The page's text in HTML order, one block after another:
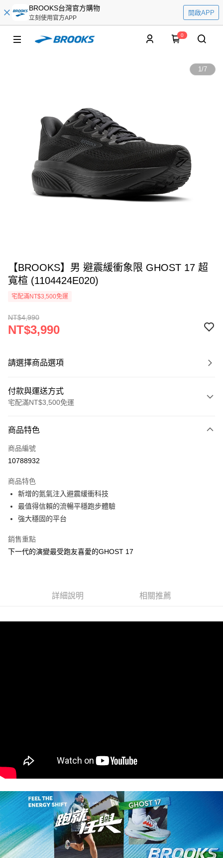
BROOKS台灣官方購物
立刻使用官方APP
開啟APP
0
1/7
【BROOKS】男 避震緩衝象限 GHOST 17 超
寬楦 (1104424E020)
宅配滿NT$3,500免運
NT$4,990
NT$3,990
請選擇商品選項
付款與運送方式
宅配滿NT$3,500免運
信用卡一次付款
ATM付款
運送方式
宅配
每筆NT$100，滿NT$3,500(含以上)免運費
商品特色
商品編號
10788932
商品特色
新增的氮氣注入避震緩衝科技
最值得信賴的流暢平穩跑步體驗
強大穩固的平台
銷售重點
下一代的演變最受跑友喜愛的GHOST 17
詳細說明 相關推薦